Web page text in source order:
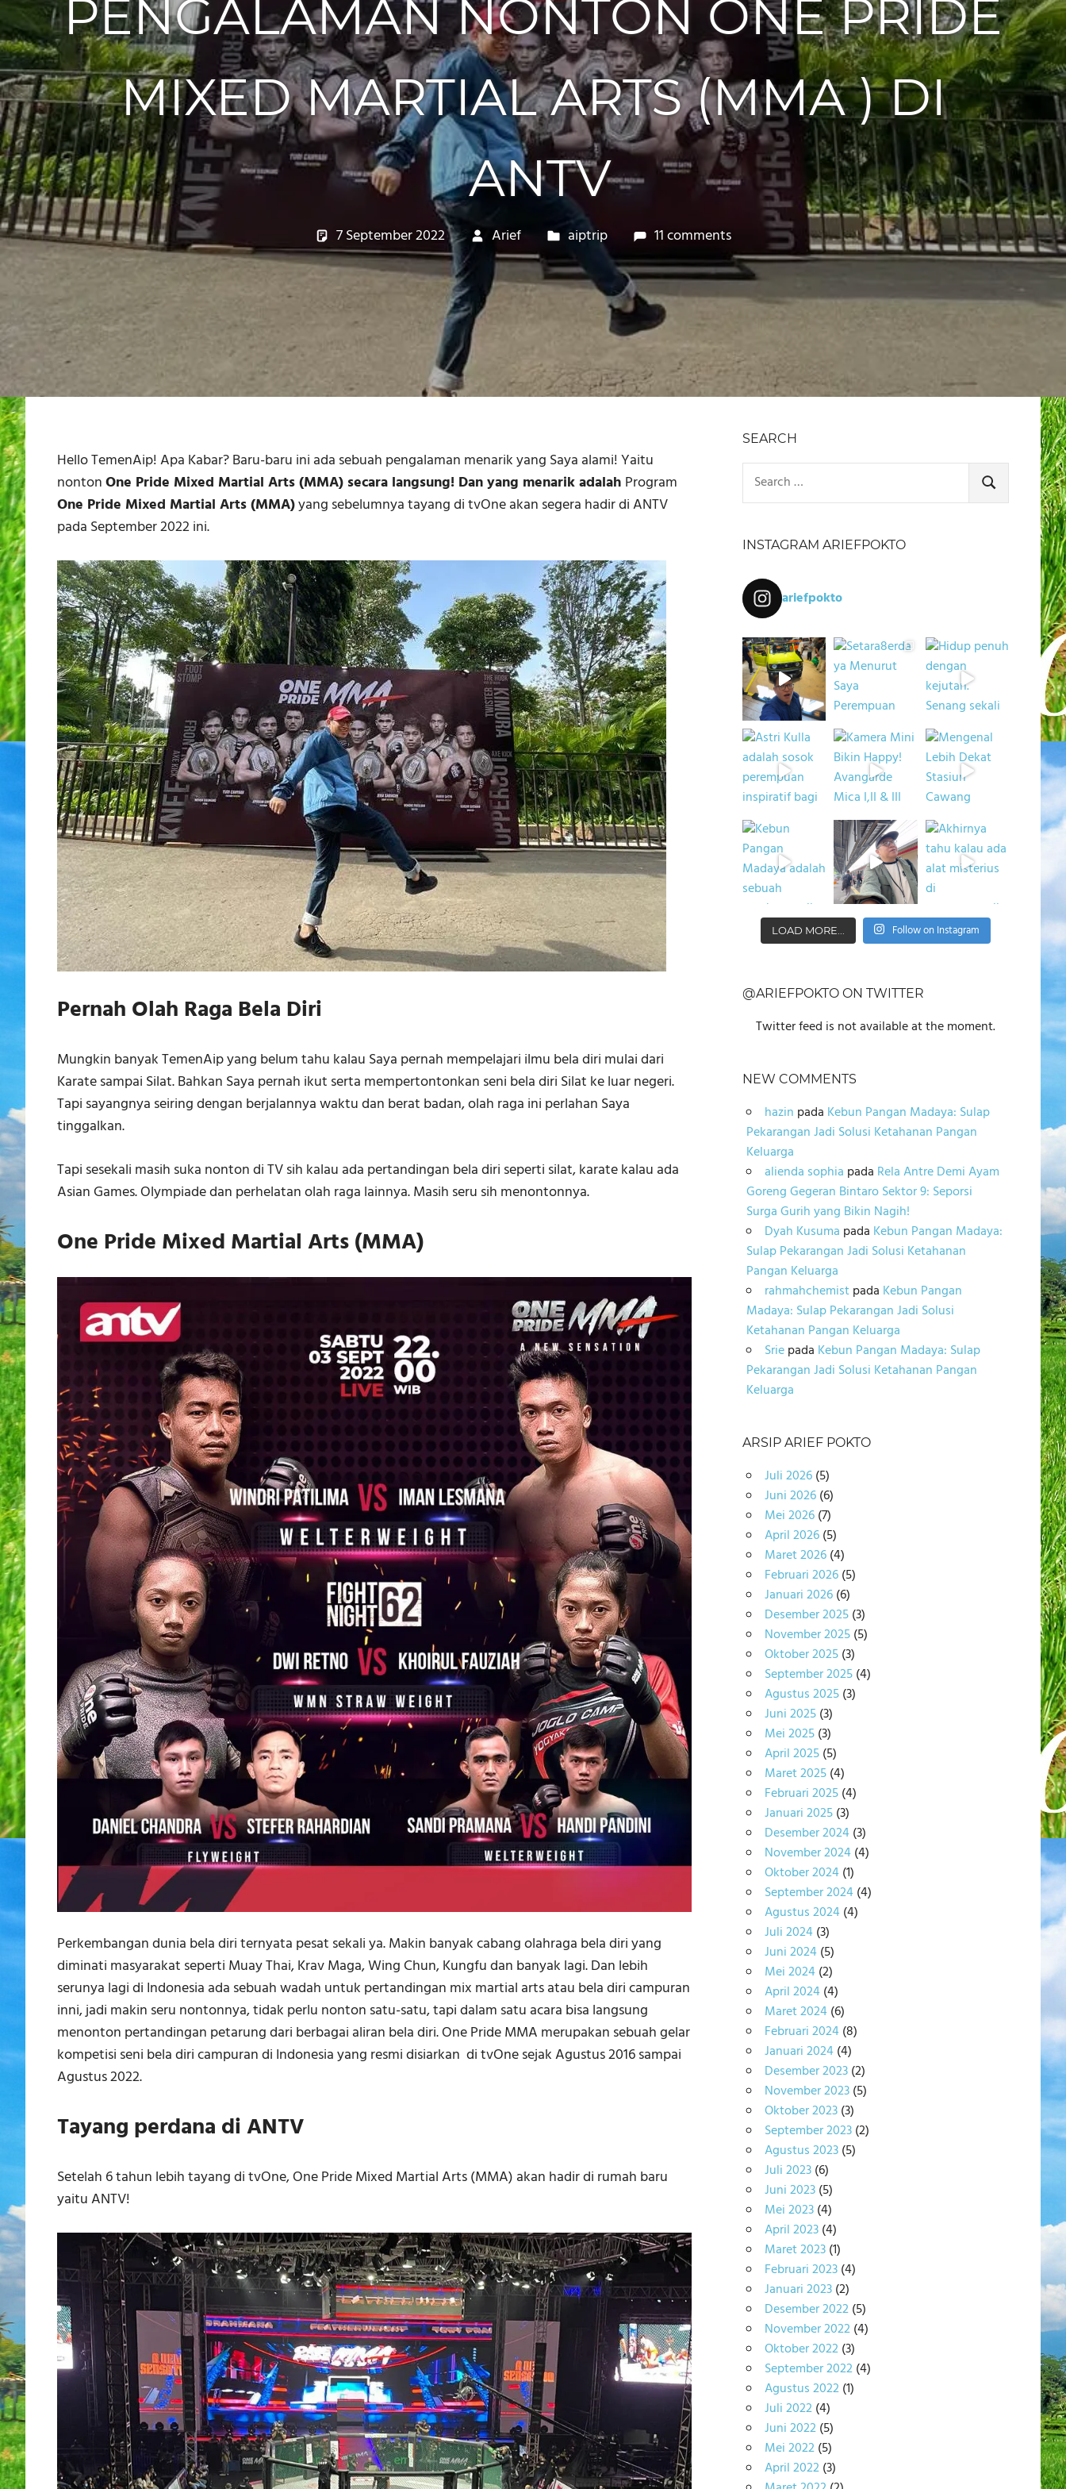
PENGALAMAN NONTON ONE PRIDE
MIXED MARTIAL ARTS (MMA ) DI
ANTV
7 September 2022 Arief aiptrip 11 comments
Hello TemenAip! Apa Kabar? Baru-baru ini ada sebuah pengalaman menarik yang Saya alami! Yaitu
nontonOne Pride Mixed Martial Arts (MMA) secara langsung! Dan yang menarik adalah Program
One Pride Mixed Martial Arts (MMA)yang sebelumnya tayang di tvOne akan segera hadir di ANTV
pada September 2022 ini.
Pernah Olah Raga Bela Diri
Mungkin banyak TemenAip yang belum tahu kalau Saya pernah mempelajari ilmu bela diri mulai dari
Karate sampai Silat. Bahkan Saya pernah ikut serta mempertontonkan seni bela diri Silat ke luar negeri.
Tapi sayangnya seiring dengan berjalannya waktu dan berat badan, olah raga ini perlahan Saya
tinggalkan.
Tapi sesekali masih suka nonton di TV sih kalau ada pertandingan bela diri seperti silat, karate kalau ada
Asian Games. Olympiade dan perhelatan olah raga lainnya. Masih seru sih menontonnya.
One Pride Mixed Martial Arts (MMA)
Perkembangan dunia bela diri ternyata pesat sekali ya. Makin banyak cabang olahraga bela diri yang
diminati masyarakat seperti Muay Thai, Krav Maga, Wing Chun, Kungfu dan banyak lagi. Dan lebih
serunya lagi di Indonesia ada sebuah wadah untuk pertandingan mix martial arts atau bela diri campuran
inni, jadi makin seru nontonnya, tidak perlu nonton satu-satu, tapi dalam satu acara bisa langsung
menonton pertandingan petarung dari berbagai aliran bela diri. One Pride MMA merupakan sebuah gelar
kompetisi seni bela diri campuran di Indonesia yang resmi disiarkan di tvOne sejak Agustus 2016 sampai
Agustus 2022.
Tayang perdana di ANTV
Setelah 6 tahun lebih tayang di tvOne, One Pride Mixed Martial Arts (MMA) akan hadir di rumah baru
yaitu ANTV!
SEARCH
Search
for:
SEARCH
INSTAGRAM ARIEFPOKTO
ariefpokto
LOAD MORE... Follow on Instagram
@ARIEFPOKTO ON TWITTER
Twitter feed is not available at the moment.
NEW COMMENTS
hazin pada Kebun Pangan Madaya: Sulap
Pekarangan Jadi Solusi Ketahanan Pangan
Keluarga
alienda sophia pada Rela Antre Demi Ayam
Goreng Gegeran Bintaro Sektor 9: Seporsi
Surga Gurih yang Bikin Nagih!
Dyah Kusuma pada Kebun Pangan Madaya:
Sulap Pekarangan Jadi Solusi Ketahanan
Pangan Keluarga
rahmahchemistpada Kebun Pangan
Madaya: Sulap Pekarangan Jadi Solusi
Ketahanan Pangan Keluarga
Sriepada Kebun Pangan Madaya: Sulap
Pekarangan Jadi Solusi Ketahanan Pangan
Keluarga
ARSIP ARIEF POKTO
Juli 2026(5)
Juni 2026(6)
Mei 2026(7)
April 2026(5)
Maret 2026(4)
Februari 2026(5)
Januari 2026(6)
Desember 2025(3)
November 2025(5)
Oktober 2025(3)
September 2025(4)
Agustus 2025(3)
Juni 2025(3)
Mei 2025(3)
April 2025(5)
Maret 2025(4)
Februari 2025(4)
Januari 2025(3)
Desember 2024(3)
November 2024(4)
Oktober 2024(1)
September 2024(4)
Agustus 2024(4)
Juli 2024(3)
Juni 2024(5)
Mei 2024(2)
April 2024(4)
Maret 2024(6)
Februari 2024(8)
Januari 2024(4)
Desember 2023(2)
November 2023(5)
Oktober 2023(3)
September 2023(2)
Agustus 2023(5)
Juli 2023(6)
Juni 2023(5)
Mei 2023(4)
April 2023(4)
Maret 2023(1)
Februari 2023(4)
Januari 2023(2)
Desember 2022(5)
November 2022(4)
Oktober 2022(3)
September 2022(4)
Agustus 2022(1)
Juli 2022(4)
Juni 2022(5)
Mei 2022(5)
April 2022(3)